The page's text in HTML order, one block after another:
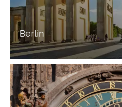
Berlin